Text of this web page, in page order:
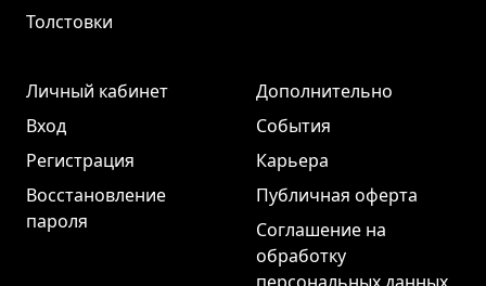
Толстовки
Личный кабинет
Вход
Регистрация
Восстановление
пароля
Дополнительно
События
Карьера
Публичная оферта
Соглашение на
обработку